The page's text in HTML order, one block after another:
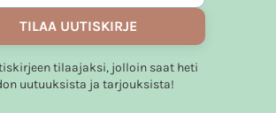
TILAA UUTISKIRJE
tilaajaksi, jolloin saat heti
uutuuksista ja tarjouksista!